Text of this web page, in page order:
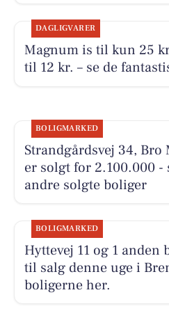
DAGLIGVARER
Magnum is til kun 25
til 12 kr. – se de
BOLIGMARKED
Strandgårdsvej 34,
er solgt for 2.100.000 -
andre solgte boliger
BOLIGMARKED
Hyttevej 11 og 1 anden
til salg denne uge i
boligerne her.